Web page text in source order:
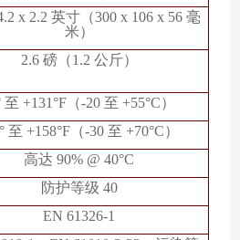
x 2.2 英寸（300 x 106 x 56 毫
米）
2.6 磅（1.2 公斤）
至 +131°F（-20 至 +55°C）
至 +158°F（-30 至 +70°C）
高达 90% @ 40°C
防护等级 40
EN 61326-1